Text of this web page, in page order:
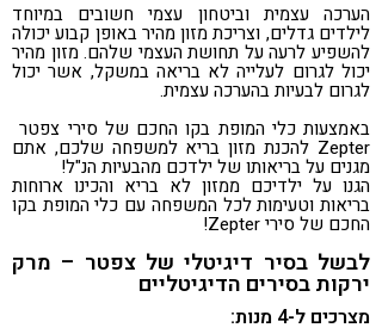
הערכה עצמית וביטחון עצמי חשובים במיוחד
לילדים גדלים, וצריכת מזון מהיר באופן קבוע יכולה
להשפיע לרעה על תחושת העצמי שלהם. מזון מהיר
יכול לגרום לעלייה לא בריאה במשקל, אשר יכול
לגרום לבעיות בהערכה עצמית.
באמצעות כלי המופת בקו החכם של סירי צפטר
Zepter להכנת מזון בריא למשפחה שלכם, אתם
מגנים על בריאותו של ילדכם מהבעיות הנ"ל!
הגנו על ילדיכם ממזון לא בריא והכינו ארוחות
בריאות וטעימות לכל המשפחה עם כלי המופת בקו
החכם של סירי Zepter!
לבשל בסיר דיגיטלי של צפטר – מרק
ירקות בסירים הדיגיטליים
מצרכים ל-4 מנות: